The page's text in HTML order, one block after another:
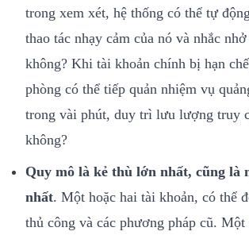
trong xem xét, hệ thống có thể tự
thao tác nhạy cảm của nó và nhắc
không? Khi tài khoản chính bị hạn
phòng có thể tiếp quản nhiệm vụ
trong vài phút, duy trì lưu lượng truy
không?
Quy mô là kẻ thù lớn nhất, cũng là
nhất. Một hoặc hai tài khoản, có thể
thủ công và các phương pháp cũ.